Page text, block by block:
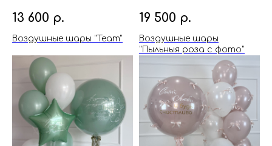
13 600 р.
Воздушные шары "Team"
19 500 р.
Воздушные шары
"Пыльныя роза с фото"